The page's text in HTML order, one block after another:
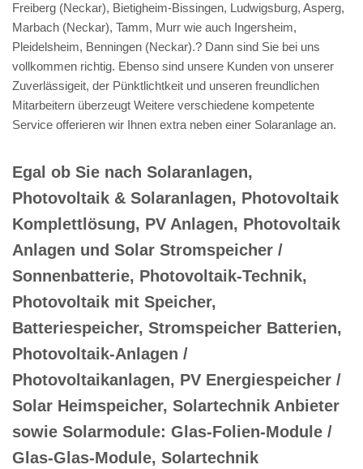
Freiberg (Neckar), Bietigheim-Bissingen, Ludwigsburg, Asperg,
Marbach (Neckar), Tamm, Murr wie auch Ingersheim,
Pleidelsheim, Benningen (Neckar).? Dann sind Sie bei uns
vollkommen richtig. Ebenso sind unsere Kunden von unserer
Zuverlässigeit, der Pünktlichtkeit und unseren freundlichen
Mitarbeitern überzeugt Weitere verschiedene kompetente
Service offerieren wir Ihnen extra neben einer Solaranlage an.
Egal ob Sie nach Solaranlagen,
Photovoltaik & Solaranlagen, Photovoltaik
Komplettlösung, PV Anlagen, Photovoltaik
Anlagen und Solar Stromspeicher /
Sonnenbatterie, Photovoltaik-Technik,
Photovoltaik mit Speicher,
Batteriespeicher, Stromspeicher Batterien,
Photovoltaik-Anlagen /
Photovoltaikanlagen, PV Energiespeicher /
Solar Heimspeicher, Solartechnik Anbieter
sowie Solarmodule: Glas-Folien-Module /
Glas-Glas-Module, Solartechnik